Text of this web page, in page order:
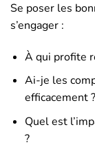
Se poser les
s’engager :
À qui profite
Ai-je les
efficacement ?
Quel est
?